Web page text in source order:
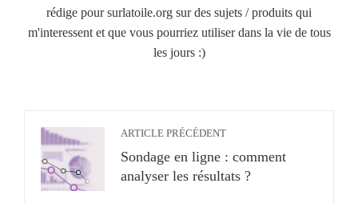
rédige pour surlatoile.org sur des sujets / produits qui
m'interessent et que vous pourriez utiliser dans la vie de tous
les jours :)
ARTICLE PRÉCÉDENT
Sondage en ligne : comment
analyser les résultats ?